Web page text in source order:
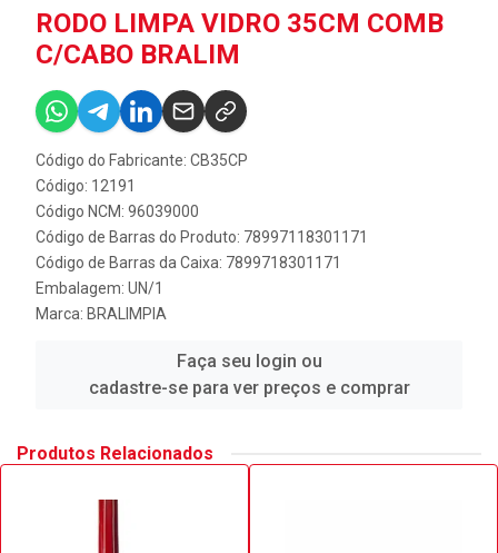
RODO LIMPA VIDRO 35CM COMB
C/CABO BRALIM
Código do Fabricante: CB35CP
Código: 12191
Código NCM: 96039000
Código de Barras do Produto: 78997118301171
Código de Barras da Caixa: 7899718301171
Embalagem: UN/1
Marca: BRALIMPIA
Faça seu login ou
cadastre-se para ver preços e comprar
Produtos Relacionados